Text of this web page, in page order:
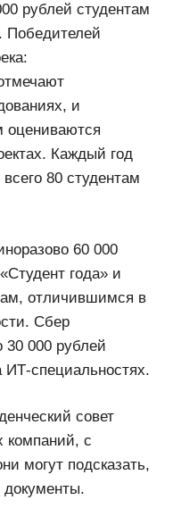
рублей студентам
Победителей
и
оцениваются
Каждый год
80 студентам
60 000
года» и
отличившимся в
Сбер
30 000 рублей
ИТ-специальностях.
совет
компаний, с
могут подсказать,
документы.